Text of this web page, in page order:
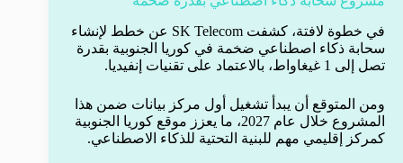
في خطوة لافتة، كشفت SK Telecom عن خطط لإنشاء
سحابة ذكاء اصطناعي ضخمة في كوريا الجنوبية بقدرة
تصل إلى 1 غيغاواط، بالاعتماد على تقنيات إنفيديا.
ومن المتوقع أن يبدأ تشغيل أول مركز بيانات ضمن هذا
المشروع خلال عام 2027، ما يعزز موقع كوريا الجنوبية
كمركز إقليمي مهم للبنية التحتية للذكاء الاصطناعي.